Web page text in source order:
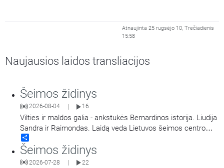
Atnaujinta 25 rugsėjo 10, Trečiadienis
15:58
Naujausios laidos transliacijos
Šeimos židinys
2026-08-04 16
Vilties ir maldos galia - ankstukės Bernardinos istorija. Liudija
Sandra ir Raimondas. Laidą veda Lietuvos šeimos centro
vadovė Jurgita Salinienė.
Šeimos židinys
2026-07-28 22